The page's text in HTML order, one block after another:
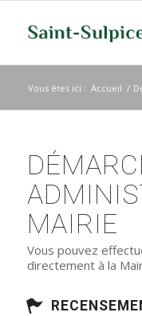
Vous êtes ici : Accueil /
MAIRIE
Vous pouvez
directement à la